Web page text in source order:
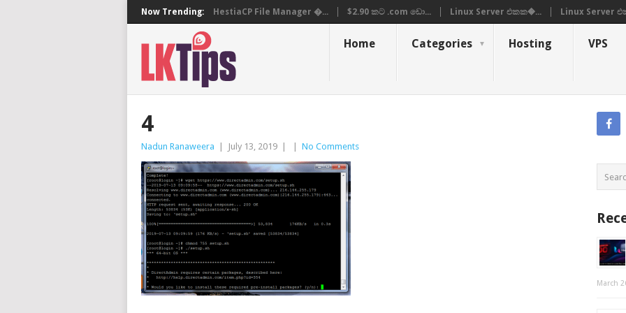
Now Trending: HestiaCP File Manager �... $2.90 කට .com ඩො... Linux Server එකක�... Linux Server
Home Categories Hosting VPS
4
Nadun Ranaweera July 13, 2019 No Comments
March